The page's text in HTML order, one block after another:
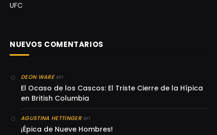
UFC
NUEVOS COMENTARIOS
DEON WAREen
El Ocaso de los Cascos: El Triste Cierre de la Hípica
en British Columbia
AGUSTINA HETTINGERen
¡Épica de Nueve Hombres!